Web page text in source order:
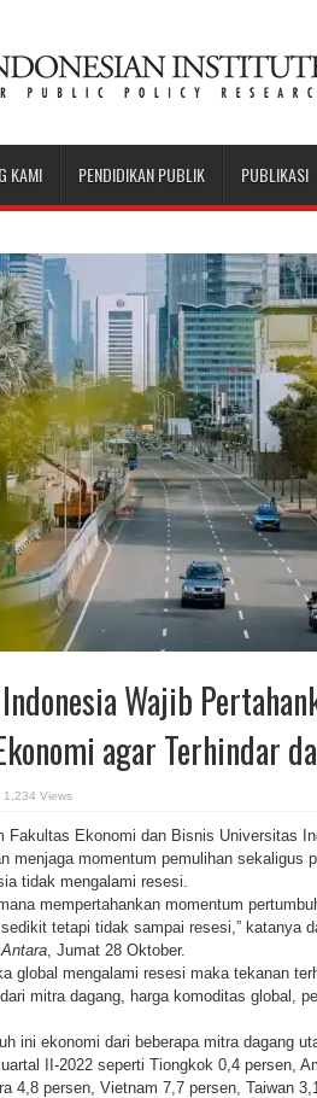
KAMI PENDIDIKAN PUBLIK PUBLIKASI
Wajib
agar Terhindar
1,234 Views
Fakultas Ekonomi dan Bisnis Universitas
menjaga momentum pemulihan sekaligus
tidak mengalami resesi.
mempertahankan momentum
tetapi tidak sampai resesi,” katanya
Antara, Jumat 28 Oktober.
global mengalami resesi maka tekanan
mitra dagang, harga komoditas global,
ini ekonomi dari beberapa mitra dagang
II-2022 seperti Tiongkok 0,4 persen,
4,8 persen, Vietnam 7,7 persen, Taiwan